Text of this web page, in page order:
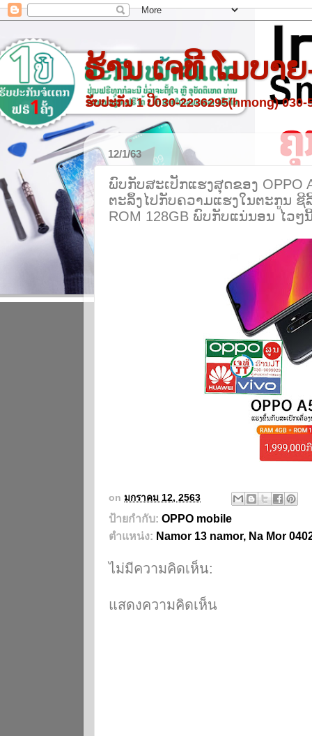
ຮ້ານ ເຈທີ ໂມບາ
ຮັບປະກັນ 1 ປີ030-2236295(hmong) 030-
12/1/63
ພົບກັບສະເປັກແຮງສຸດຂອງ OPPO
ຕະລຶ້ງໄປກັບຄວາມແຮງໃນຕະກູນ ຊີ
ROM 128GB ພົບກັບແນ່ນອນ ໄວໆ
on มกราคม 12, 2563
ป้ายกำกับ: OPPO mobile
ตำแหน่ง: Namor 13 namor, Na Mor
ไม่มีความคิดเห็น:
แสดงความคิดเห็น